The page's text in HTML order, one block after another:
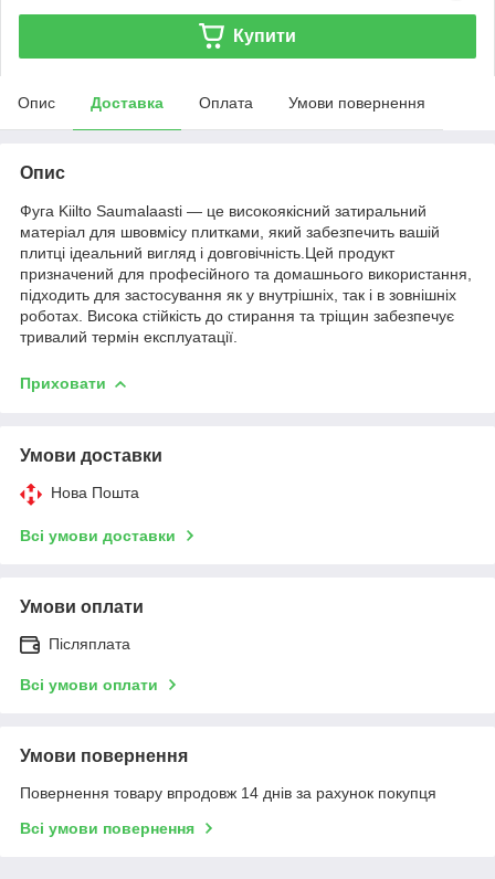
Купити
Опис Доставка Оплата Умови повернення
Опис
Фуга Kiilto Saumalaasti — це високоякісний затиральний
матеріал для швовмісу плитками, який забезпечить вашій
плитці ідеальний вигляд і довговічність.Цей продукт
призначений для професійного та домашнього використання,
підходить для застосування як у внутрішніх, так і в зовнішніх
роботах. Висока стійкість до стирання та тріщин забезпечує
тривалий термін експлуатації.
Приховати
Умови доставки
Нова Пошта
Всі умови доставки
Умови оплати
Післяплата
Всі умови оплати
Умови повернення
Повернення товару впродовж 14 днів за рахунок покупця
Всі умови повернення